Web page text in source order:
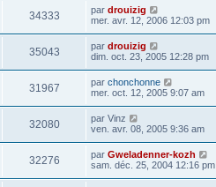
34333 par drouizig
mer. avr. 12, 2006 12:03 pm
35043 par drouizig
dim. oct. 23, 2005 12:28 pm
31967 par chonchonne
mer. oct. 12, 2005 9:07 am
32080 par Vinz
ven. avr. 08, 2005 9:36 am
32276 par Gweladenner-kozh
sam. déc. 25, 2004 12:16 pm